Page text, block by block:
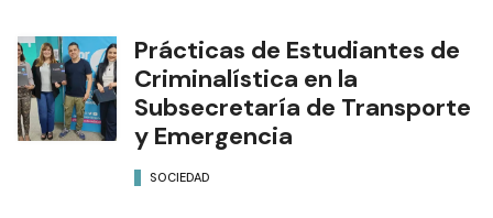
Prácticas de Estudiantes de
Criminalística en la
Subsecretaría de Transporte
y Emergencia
SOCIEDAD